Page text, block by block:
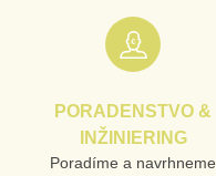
PORADENSTVO &
INŽINIERING
Poradíme a navrhneme